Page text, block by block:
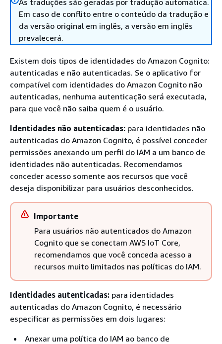
As traduções são geradas por tradução automática.
Em caso de conflito entre o conteúdo da tradução e
da versão original em inglês, a versão em inglês
prevalecerá.
Existem dois tipos de identidades do Amazon Cognito:
autenticadas e não autenticadas. Se o aplicativo for
compatível com identidades do Amazon Cognito não
autenticadas, nenhuma autenticação será executada,
para que você não saiba quem é o usuário.
Identidades não autenticadas: para identidades não
autenticadas do Amazon Cognito, é possível conceder
permissões anexando um perfil do IAM a um banco de
identidades não autenticadas. Recomendamos
conceder acesso somente aos recursos que você
deseja disponibilizar para usuários desconhecidos.
Importante
Para usuários não autenticados do Amazon
Cognito que se conectam AWS IoT Core,
recomendamos que você conceda acesso a
recursos muito limitados nas políticas do IAM.
Identidades autenticadas: para identidades
autenticadas do Amazon Cognito, é necessário
especificar as permissões em dois lugares:
Anexar uma política do IAM ao banco de